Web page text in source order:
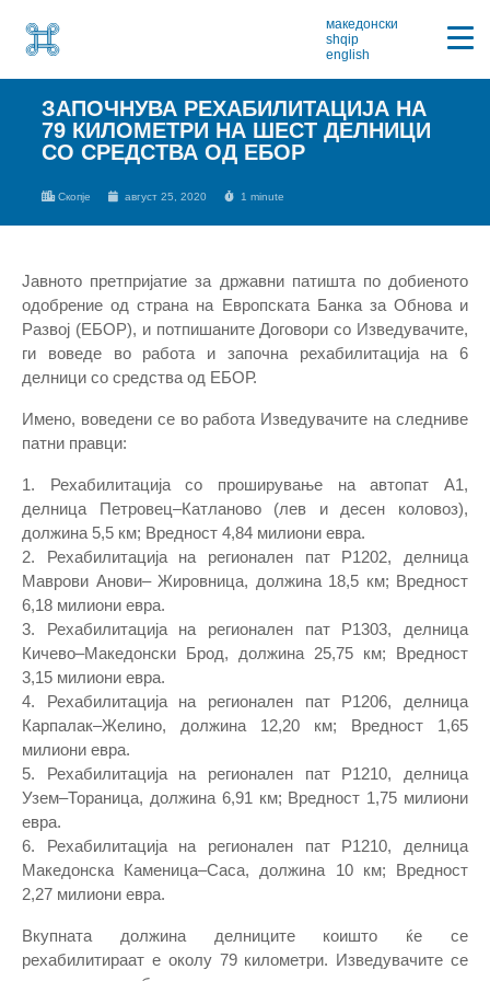
македонски
shqip
english
ЗАПОЧНУВА РЕХАБИЛИТАЦИЈА НА
79 КИЛОМЕТРИ НА ШЕСТ ДЕЛНИЦИ
СО СРЕДСТВА ОД ЕБОР
Скопје август 25, 2020 1 minute
Јавното претпријатие за државни патишта по добиеното
одобрение од страна на Европската Банка за Обнова и
Развој (ЕБОР), и потпишаните Договори со Изведувачите,
ги воведе во работа и започна рехабилитација на 6
делници со средства од ЕБОР.
Имено, воведени се во работа Изведувачите на следниве
патни правци:
1. Рехабилитација со проширување на автопат А1,
делница Петровец–Катланово (лев и десен коловоз),
должина 5,5 км; Вредност 4,84 милиони евра.
2. Рехабилитација на регионален пат Р1202, делница
Маврови Анови– Жировница, должина 18,5 км; Вредност
6,18 милиони евра.
3. Рехабилитација на регионален пат Р1303, делница
Кичево–Македонски Брод, должина 25,75 км; Вредност
3,15 милиони евра.
4. Рехабилитација на регионален пат Р1206, делница
Карпалак–Желино, должина 12,20 км; Вредност 1,65
милиони евра.
5. Рехабилитација на регионален пат Р1210, делница
Узем–Тораница, должина 6,91 км; Вредност 1,75 милиони
евра.
6. Рехабилитација на регионален пат Р1210, делница
Македонска Каменица–Саса, должина 10 км; Вредност
2,27 милиони евра.
Вкупната должина делниците коишто ќе се
рехабилитираат е oколу 79 километри. Изведувачите се